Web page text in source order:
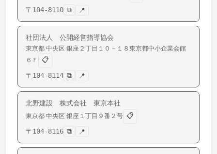
〒 104-8110 ⧉ 📍
社団法人 公開経営指導協会
東京都 中央区 銀座 ２丁目１０－１８東京都中小企業会館
６Ｆ
📋
〒 104-8114 ⧉ 📍
北野建設 株式会社 東京本社
東京都 中央区 銀座 １丁目９番２号 📋
〒 104-8116 ⧉ 📍